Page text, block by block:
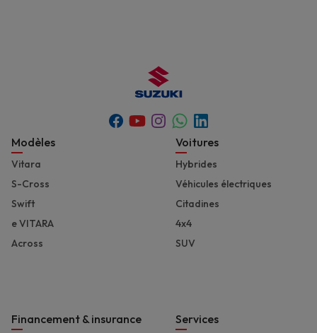
Facebook
YoutubeInstagram
Whatsapp
Linkedin
Footer
Modèles
Vitara
S-Cross
Swift
e VITARA
Across
Voitures
Hybrides
Véhicules électriques
Citadines
4x4
SUV
Financement & insurance Services